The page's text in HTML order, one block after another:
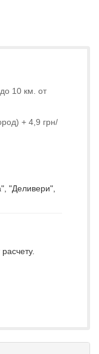
10 км. от
+ 4,9 грн/
"Деливери",